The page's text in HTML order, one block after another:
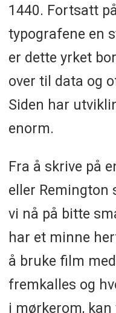
1440. Fortsatt
typografene en
er dette yrket
over til data og
Siden har
enorm.
Fra å skrive på
eller Remington
vi nå på bitte
har et minne
å bruke film
fremkalles og
i mørkerom,